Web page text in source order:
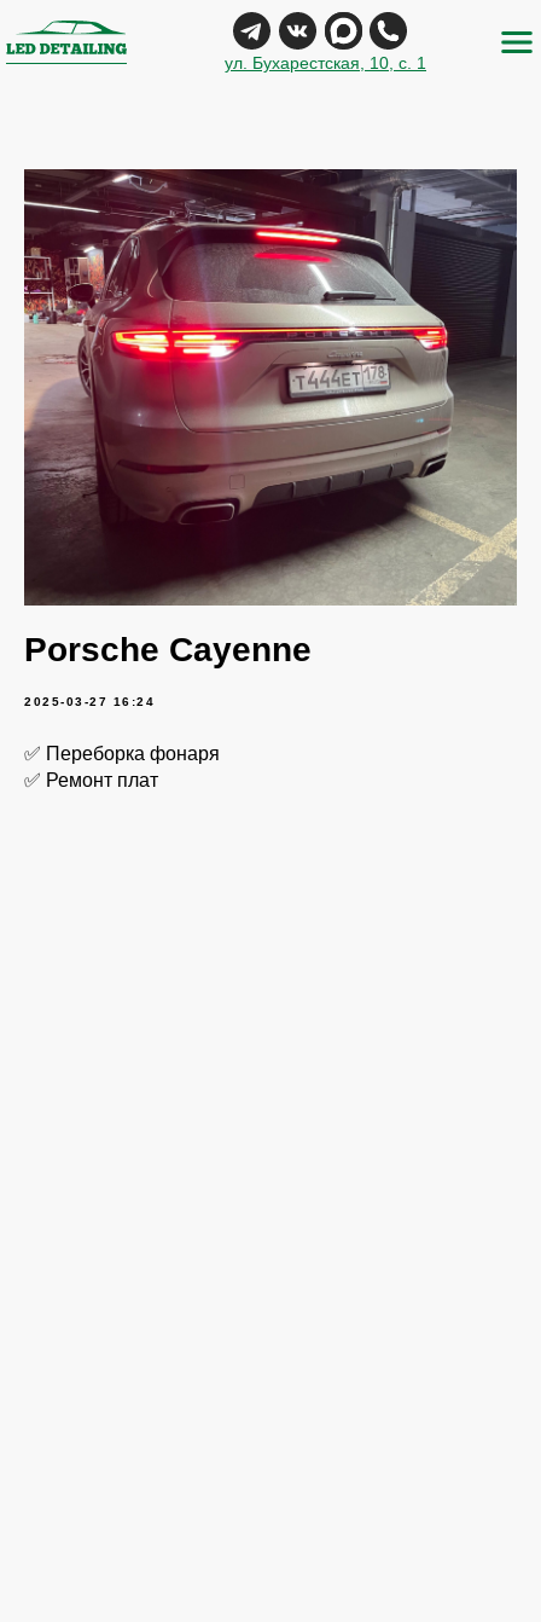
ул. Бухарестская, 10, с. 1
Porsche Cayenne
2025-03-27 16:24
✅ Переборка фонаря
✅ Ремонт плат